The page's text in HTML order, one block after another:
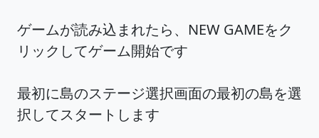
ゲームが読み込まれたら、NEW GAMEをク
リックしてゲーム開始です
最初に島のステージ選択画面の最初の島を選
択してスタートします